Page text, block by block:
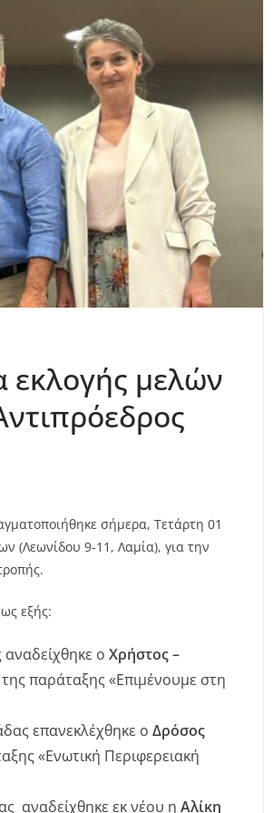
εκλογής μελών
σήμερα, Τετάρτη 01
(Λεωνίδου 9-11, Λαμία), για την
εξής:
ο Χρήστος –
παράταξης «Επιμένουμε στη
επανεκλέχθηκε ο Δρόσος
«Ενωτική Περιφερειακή
αναδείχθηκε εκ νέου η Αλίκη